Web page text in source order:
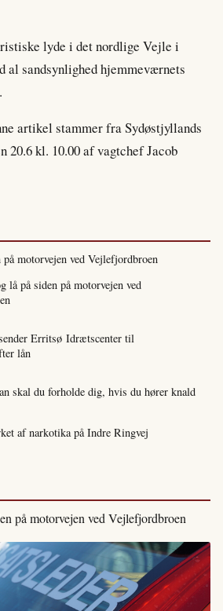
lyde i det nordlige Vejle i
al sandsynlighed hjemmeværnets
artikel stammer fra Sydøstjyllands
20.6 kl. 10.00 af vagtchef Jacob
motorvejen ved Vejlefjordbroen
lå på siden på motorvejen ved
Erritsø Idrætscenter til
lån
skal du forholde dig, hvis du hører knald
af narkotika på Indre Ringvej
på motorvejen ved Vejlefjordbroen